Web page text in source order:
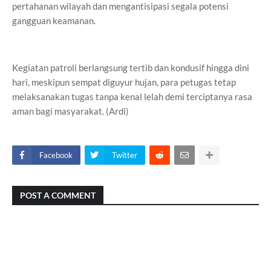
pertahanan wilayah dan mengantisipasi segala potensi
gangguan keamanan.
Kegiatan patroli berlangsung tertib dan kondusif hingga dini
hari, meskipun sempat diguyur hujan, para petugas tetap
melaksanakan tugas tanpa kenal lelah demi terciptanya rasa
aman bagi masyarakat. (Ardi)
Facebook Twitter
POST A COMMENT